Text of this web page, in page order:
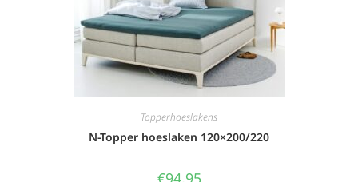
Topperhoeslakens
N-Topper hoeslaken 120×200/220
€94,95